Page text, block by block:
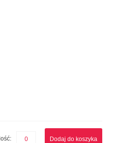
Ilość: Dodaj do koszyka